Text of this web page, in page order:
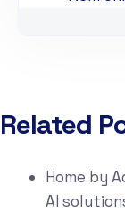
Related
Home by
AI